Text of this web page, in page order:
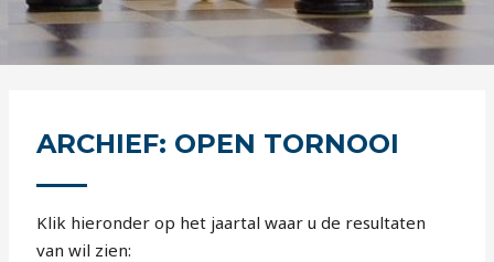
ARCHIEF: OPEN TORNOOI
Klik hieronder op het jaartal waar u de resultaten
van wil zien: